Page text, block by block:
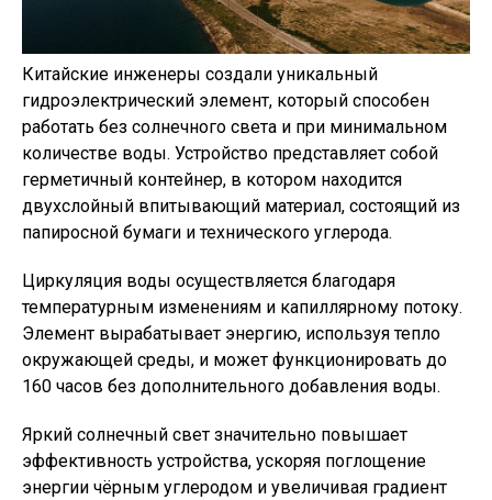
Китайские инженеры создали уникальный
гидроэлектрический элемент, который способен
работать без солнечного света и при минимальном
количестве воды. Устройство представляет собой
герметичный контейнер, в котором находится
двухслойный впитывающий материал, состоящий из
папиросной бумаги и технического углерода.
Циркуляция воды осуществляется благодаря
температурным изменениям и капиллярному потоку.
Элемент вырабатывает энергию, используя тепло
окружающей среды, и может функционировать до
160 часов без дополнительного добавления воды.
Яркий солнечный свет значительно повышает
эффективность устройства, ускоряя поглощение
энергии чёрным углеродом и увеличивая градиент